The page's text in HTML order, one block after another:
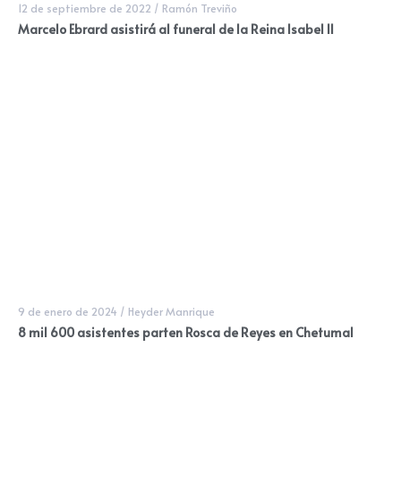
12 de septiembre de 2022 / Ramón Treviño
Marcelo Ebrard asistirá al funeral de la Reina Isabel II
9 de enero de 2024 / Heyder Manrique
8 mil 600 asistentes parten Rosca de Reyes en Chetumal